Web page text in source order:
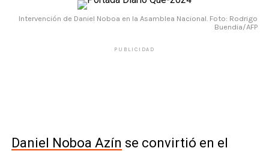
Intervención de Daniel Noboa en la Asamblea Nacional. Foto: Rodrigo
Buendia/AFP
PUBLICIDAD
Daniel Noboa Azín se convirtió en el